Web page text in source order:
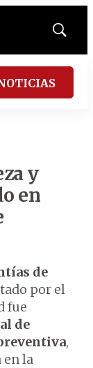
Mostrar
y
en
de
por el
fue
de
,
en la